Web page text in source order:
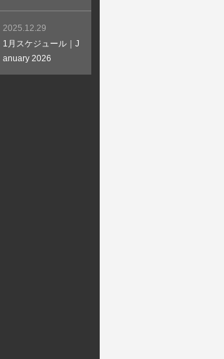
2025.12.29
1月スケジュール｜J
anuary 2026